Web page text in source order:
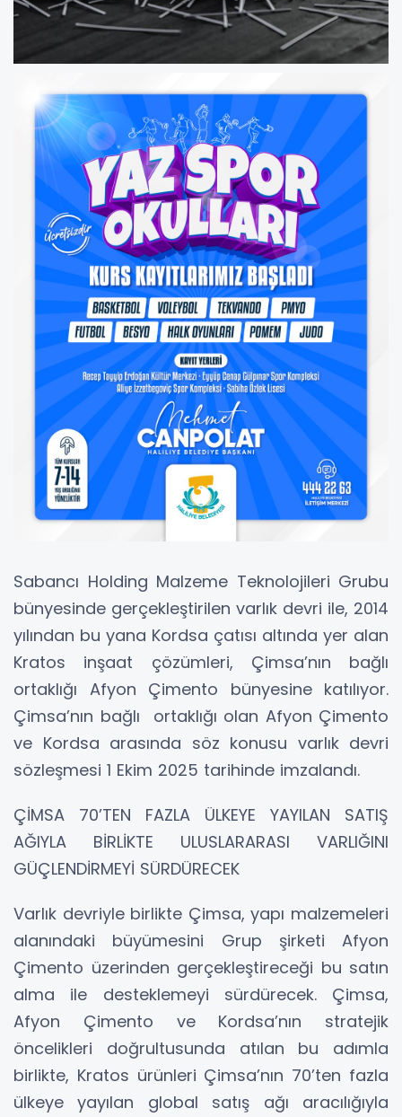
Sabancı Holding Malzeme Teknolojileri Grubu
bünyesinde gerçekleştirilen varlık devri ile, 2014
yılından bu yana Kordsa çatısı altında yer alan
Kratos inşaat çözümleri, Çimsa’nın bağlı
ortaklığı Afyon Çimento bünyesine katılıyor.
Çimsa’nın bağlı ortaklığı olan Afyon Çimento
ve Kordsa arasında söz konusu varlık devri
sözleşmesi 1 Ekim 2025 tarihinde imzalandı.
ÇİMSA 70’TEN FAZLA ÜLKEYE YAYILAN SATIŞ
AĞIYLA BİRLİKTE ULUSLARARASI VARLIĞINI
GÜÇLENDİRMEYİ SÜRDÜRECEK
Varlık devriyle birlikte Çimsa, yapı malzemeleri
alanındaki büyümesini Grup şirketi Afyon
Çimento üzerinden gerçekleştireceği bu satın
alma ile desteklemeyi sürdürecek. Çimsa,
Afyon Çimento ve Kordsa’nın stratejik
öncelikleri doğrultusunda atılan bu adımla
birlikte, Kratos ürünleri Çimsa’nın 70’ten fazla
ülkeye yayılan global satış ağı aracılığıyla